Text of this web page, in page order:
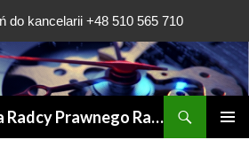
do kancelarii +48 510 565 710
Consilior Kancelaria Radcy Prawnego Rafała Grądys